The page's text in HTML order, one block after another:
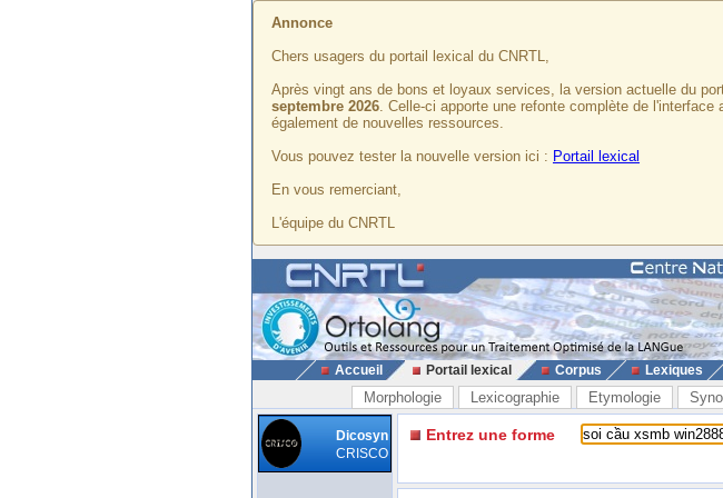
Annonce
Chers usagers du portail lexical du CNRTL,
Après vingt ans de bons et loyaux services, la version actuelle du
septembre 2026. Celle-ci apporte une refonte complète de
également de nouvelles ressources.
Vous pouvez tester la nouvelle version ici : Portail lexical
En vous remerciant,
L'équipe du CNRTL
Accueil Portail lexical Corpus Lexiques
Morphologie Lexicographie Etymologie
Dicosyn
CRISCO
Entrez une forme